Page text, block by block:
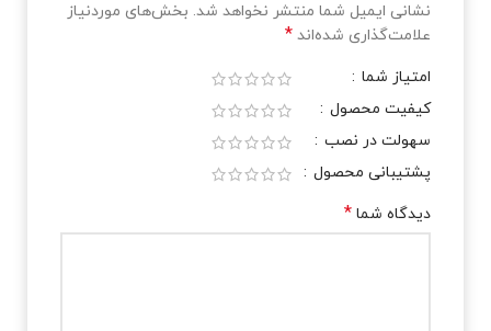
نشانی ایمیل شما منتشر نخواهد شد. بخش‌های موردنیاز
علامت‌گذاری شده‌اند *
امتیاز شما
کیفیت محصول
سهولت در نصب
پشتیبانی محصول
دیدگاه شما *